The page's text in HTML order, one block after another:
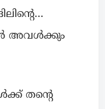
അവൾക്കും
തന്റെ